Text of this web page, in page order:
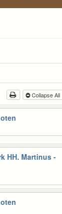
Collapse All
HH. Martinus -